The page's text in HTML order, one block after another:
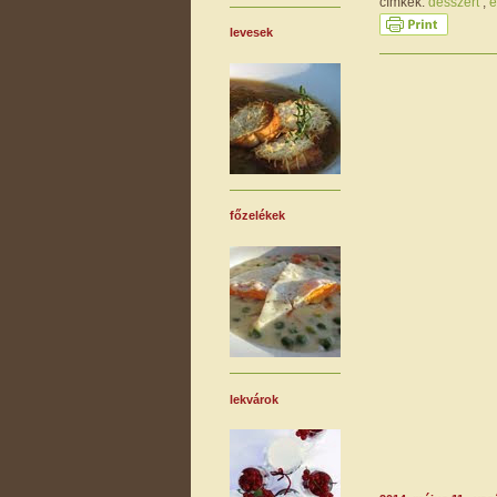
levesek
főzelékek
lekvárok